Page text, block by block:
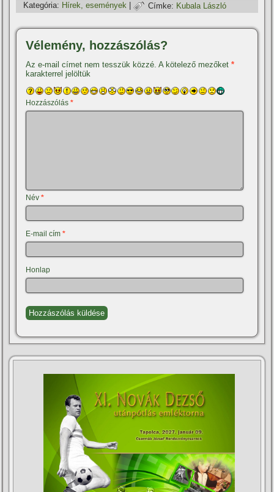
Kategória: Hí­rek, események | Címke: Kubala László
Vélemény, hozzászólás?
Az e-mail címet nem tesszük közzé. A kötelező mezőket*
karakterrel jelöltük
Hozzászólás*
Név*
E-mail cím*
Honlap